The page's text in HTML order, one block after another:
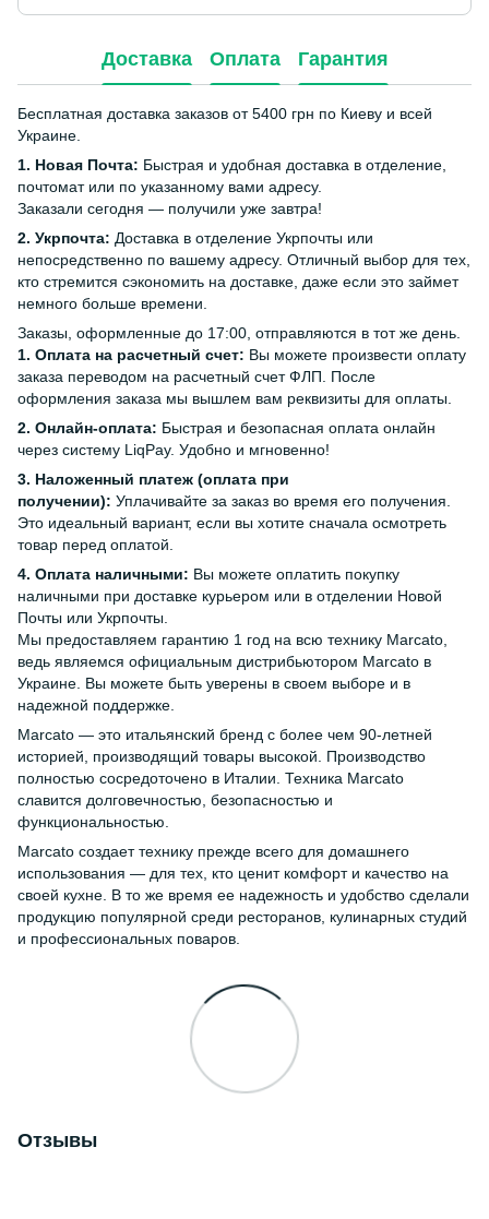
Доставка Оплата Гарантия
Бесплатная доставка заказов от 5400 грн по Киеву и всей
Украине.
1. Новая Почта: Быстрая и удобная доставка в отделение,
почтомат или по указанному вами адресу.
Заказали сегодня — получили уже завтра!
2. Укрпочта: Доставка в отделение Укрпочты или
непосредственно по вашему адресу. Отличный выбор для тех,
кто стремится сэкономить на доставке, даже если это займет
немного больше времени.
Заказы, оформленные до 17:00, отправляются в тот же день.
1. Оплата на расчетный счет: Вы можете произвести оплату
заказа переводом на расчетный счет ФЛП. После
оформления заказа мы вышлем вам реквизиты для оплаты.
2. Онлайн-оплата: Быстрая и безопасная оплата онлайн
через систему LiqPay. Удобно и мгновенно!
3. Наложенный платеж (оплата при
получении): Уплачивайте за заказ во время его получения.
Это идеальный вариант, если вы хотите сначала осмотреть
товар перед оплатой.
4. Оплата наличными: Вы можете оплатить покупку
наличными при доставке курьером или в отделении Новой
Почты или Укрпочты.
Мы предоставляем гарантию 1 год на всю технику Marcato,
ведь являемся официальным дистрибьютором Marcato в
Украине. Вы можете быть уверены в своем выборе и в
надежной поддержке.
Marcato — это итальянский бренд с более чем 90-летней
историей, производящий товары высокой. Производство
полностью сосредоточено в Италии. Техника Marcato
славится долговечностью, безопасностью и
функциональностью.
Marcato создает технику прежде всего для домашнего
использования — для тех, кто ценит комфорт и качество на
своей кухне. В то же время ее надежность и удобство сделали
продукцию популярной среди ресторанов, кулинарных студий
и профессиональных поваров.
Отзывы